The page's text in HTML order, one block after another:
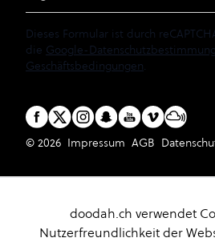
Dieses Formular ist durch
die Google-
Geschäftsbedingungen.
© 2026 Impressum AGB
doodah.ch verwendet
Nutzerfreundlichkeit der